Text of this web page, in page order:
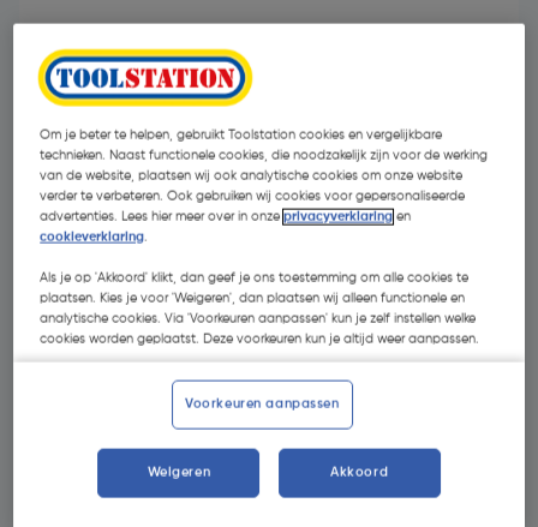
€ 103,45
Om je beter te helpen, gebruikt Toolstation cookies en vergelijkbare
technieken. Naast functionele cookies, die noodzakelijk zijn voor de werking
van de website, plaatsen wij ook analytische cookies om onze website
verder te verbeteren. Ook gebruiken wij cookies voor gepersonaliseerde
advertenties. Lees hier meer over in onzeprivacyverklaring en
cookieverklaring.
Als je op 'Akkoord' klikt, dan geef je ons toestemming om alle cookies te
plaatsen. Kies je voor 'Weigeren', dan plaatsen wij alleen functionele en
analytische cookies. Via 'Voorkeuren aanpassen' kun je zelf instellen welke
cookies worden geplaatst. Deze voorkeuren kun je altijd weer aanpassen.
Voorkeuren aanpassen
Weigeren Akkoord